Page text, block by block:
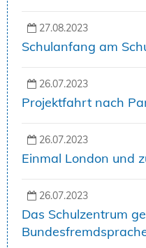
27.08.2023
Schulanfang am
26.07.2023
Projektfahrt nach
26.07.2023
Einmal London und
26.07.2023
Das Schulzentrum